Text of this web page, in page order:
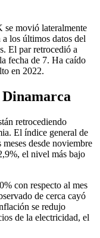
se movió lateralmente
los últimos datos del
El par retrocedió a
fecha de 7. Ha caído
en 2022.
Dinamarca
retrocediendo
El índice general de
desde noviembre
el nivel más bajo
con respecto al mes
de cerca cayó
se redujo
de la electricidad, el